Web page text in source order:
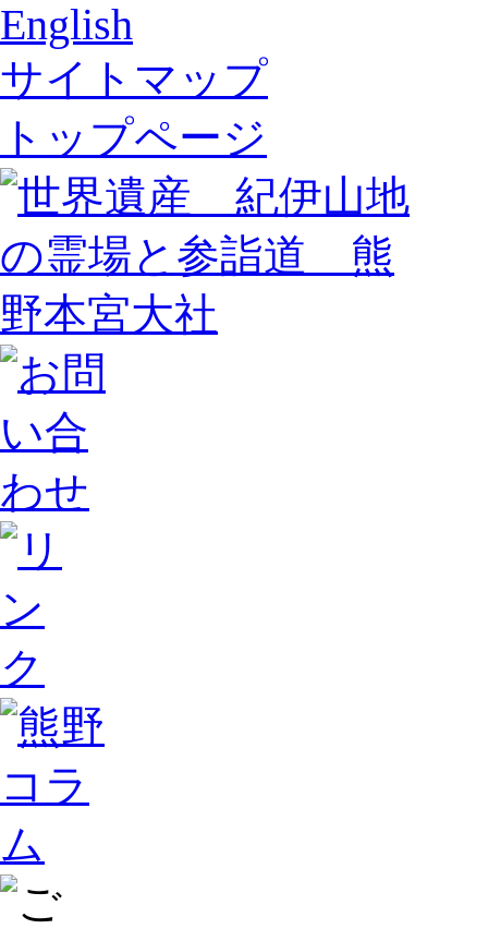
English
サイトマップ
トップページ